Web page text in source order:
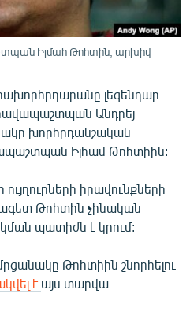
Իլմահ Թոհտին, արխիվ
լեգենդար
Անդրեյ
խորհրդանշական
Իլհամ Թոհտիին:
իրավունքների
Թոհտին չինական
պատիժն է կրում:
Թոհտիին շնորհելու
է այս տարվա